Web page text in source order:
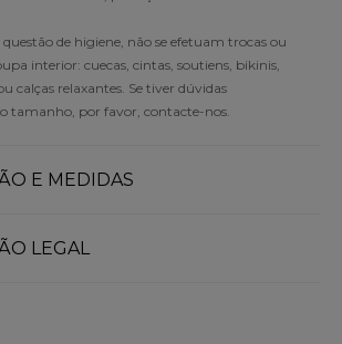
de higiene, não se efetuam trocas ou
interior: cuecas, cintas, soutiens, bikinis,
calças relaxantes. Se tiver dúvidas
tamanho, por favor, contacte-nos.
E MEDIDAS
LEGAL